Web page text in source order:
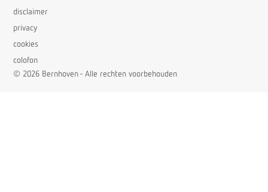
disclaimer
privacy
cookies
colofon
© 2026 Bernhoven - Alle rechten voorbehouden